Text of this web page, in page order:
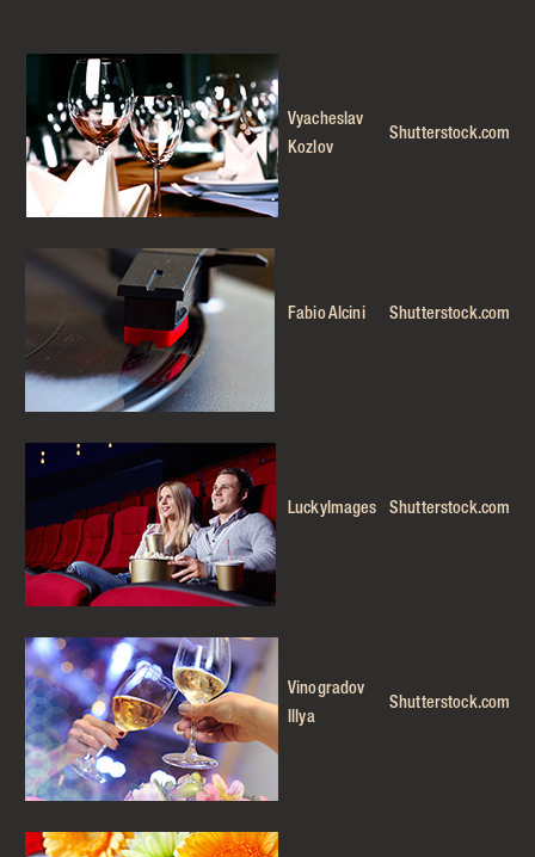
Vyacheslav
Kozlov
Shutterstock.com
Fabio Alcini Shutterstock.com
LuckyImages Shutterstock.com
Vinogradov
Illya
Shutterstock.com